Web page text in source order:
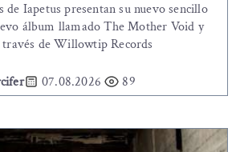
de Iapetus presentan su nuevo sencillo
álbum llamado The Mother Void y
través de Willowtip Records
07.08.2026 89